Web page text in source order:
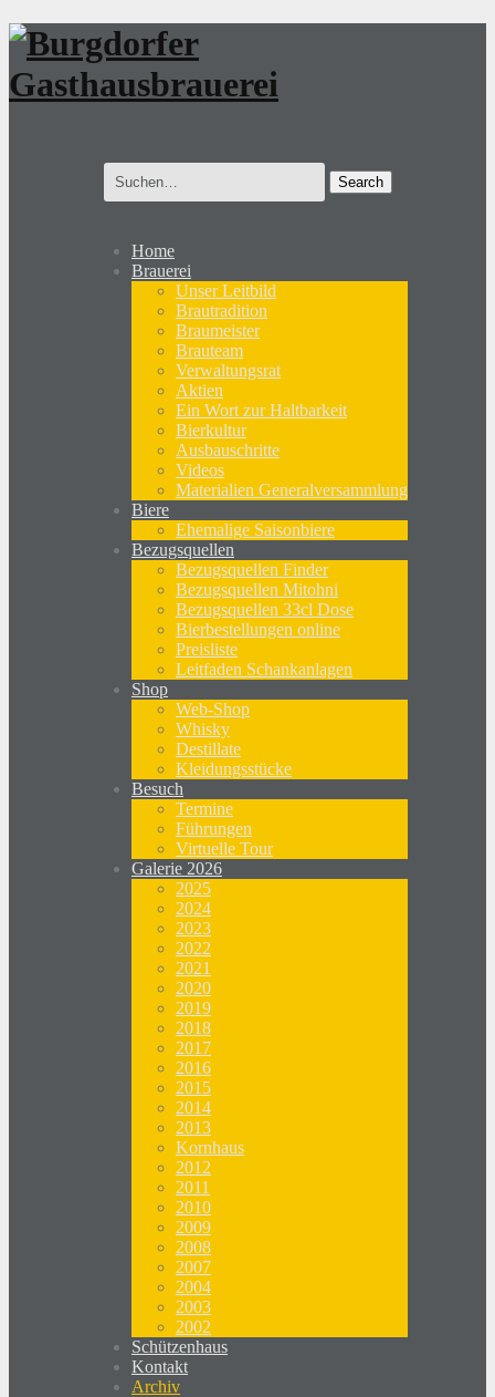
Search
for:
Home
Brauerei
Unser Leitbild
Brautradition
Braumeister
Brauteam
Verwaltungsrat
Aktien
Ein Wort zur Haltbarkeit
Bierkultur
Ausbauschritte
Videos
Materialien Generalversammlung
Biere
Ehemalige Saisonbiere
Bezugsquellen
Bezugsquellen Finder
Bezugsquellen Mitohni
Bezugsquellen 33cl Dose
Bierbestellungen online
Preisliste
Leitfaden Schankanlagen
Shop
Web-Shop
Whisky
Destillate
Kleidungsstücke
Besuch
Termine
Führungen
Virtuelle Tour
Galerie 2026
2025
2024
2023
2022
2021
2020
2019
2018
2017
2016
2015
2014
2013
Kornhaus
2012
2011
2010
2009
2008
2007
2004
2003
2002
Schützenhaus
Kontakt
Archiv